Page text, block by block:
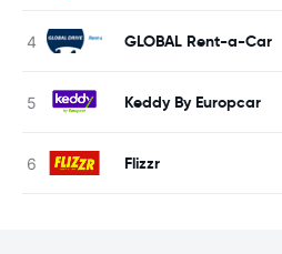
GLOBAL Rent-a-Car
Keddy By Europcar
Flizzr